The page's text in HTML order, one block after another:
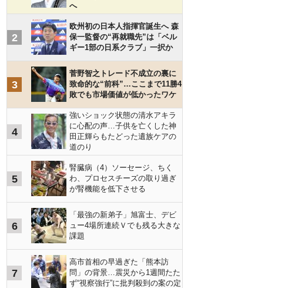
へ
2
欧州初の日本人指揮官誕生へ 森
保一監督の“再就職先”は「ベル
ギー1部の日系クラブ」一択か
3
菅野智之トレード不成立の裏に
致命的な“前科”…ここまで11勝4
敗でも市場価値が低かったワケ
4
強いショック状態の清水アキラ
に心配の声…子供を亡くした神
田正輝らもたどった遺族ケアの
道のり
5
腎臓病（4）ソーセージ、ちく
わ、プロセスチーズの取り過ぎ
が腎機能を低下させる
6
「最強の新弟子」旭富士、デビ
ュー4場所連続Ｖでも残る大きな
課題
7
高市首相の早過ぎた「熊本訪
問」の背景…震災から1週間たた
ず“視察強行”に批判殺到の案の定